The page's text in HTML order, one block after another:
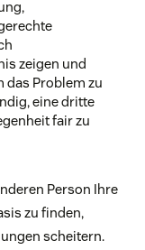
zeigen und
das Problem zu
eine dritte
fair zu
Person Ihre
zu finden,
scheitern.